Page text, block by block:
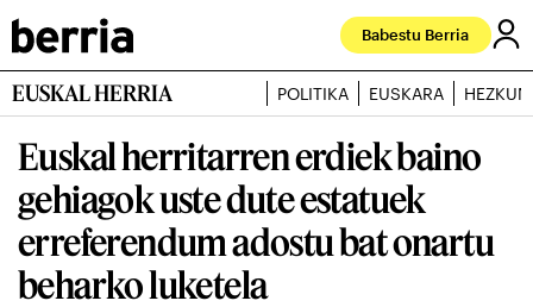
Babestu Berria
EUSKAL HERRIA POLITIKA EUSKARA
Euskal herritarren erdiek baino
gehiagok uste dute estatuek
erreferendum adostu bat onartu
beharko luketela